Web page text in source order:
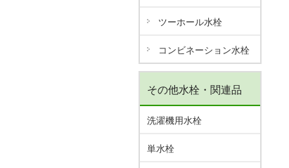
ツーホール水栓
コンビネーション水栓
その他水栓・関連品
洗濯機用水栓
単水栓